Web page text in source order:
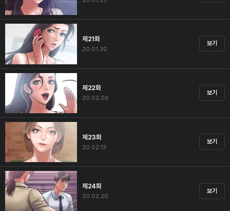
제21화
20.01.30
보기
제22화
20.02.06
보기
제23화
20.02.13
보기
제24화
20.02.20
보기